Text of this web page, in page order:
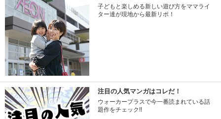
子どもと楽しめる新しい遊び方をママライ
ター達が現地から最新リポ！
注目の人気マンガはコレだ！
ウォーカープラスで今一番読まれている話
題作をチェック!!